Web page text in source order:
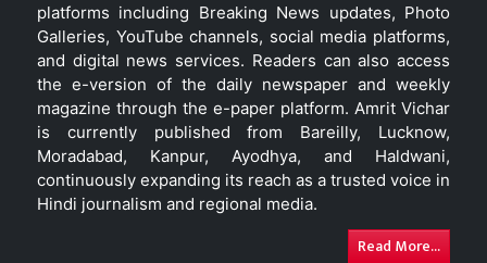
platforms including Breaking News updates, Photo
Galleries, YouTube channels, social media platforms,
and digital news services. Readers can also access
the e-version of the daily newspaper and weekly
magazine through the e-paper platform. Amrit Vichar
is currently published from Bareilly, Lucknow,
Moradabad, Kanpur, Ayodhya, and Haldwani,
continuously expanding its reach as a trusted voice in
Hindi journalism and regional media.
Read More...